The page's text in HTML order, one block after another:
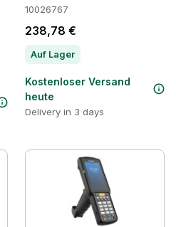
10026767
238,78 €
Auf Lager
Kostenloser Versand
heute
Delivery in 3 days